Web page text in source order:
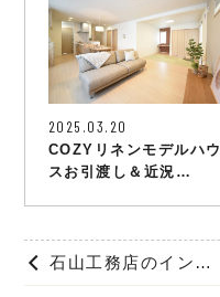
2025.03.20
COZYリネンモデルハウ
スお引渡し＆近況…
石山工務店のインスタグラムを知っていますか？📱